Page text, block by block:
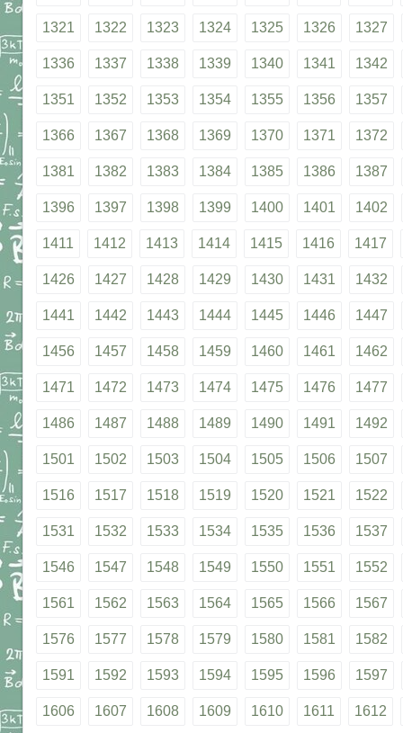
1321 1322 1323 1324 1325 1326 1327
1336 1337 1338 1339 1340 1341 1342
1351 1352 1353 1354 1355 1356 1357
1366 1367 1368 1369 1370 1371 1372
1381 1382 1383 1384 1385 1386 1387
1396 1397 1398 1399 1400 1401 1402
1411 1412 1413 1414 1415 1416 1417
1426 1427 1428 1429 1430 1431 1432
1441 1442 1443 1444 1445 1446 1447
1456 1457 1458 1459 1460 1461 1462
1471 1472 1473 1474 1475 1476 1477
1486 1487 1488 1489 1490 1491 1492
1501 1502 1503 1504 1505 1506 1507
1516 1517 1518 1519 1520 1521 1522
1531 1532 1533 1534 1535 1536 1537
1546 1547 1548 1549 1550 1551 1552
1561 1562 1563 1564 1565 1566 1567
1576 1577 1578 1579 1580 1581 1582
1591 1592 1593 1594 1595 1596 1597
1606 1607 1608 1609 1610 1611 1612